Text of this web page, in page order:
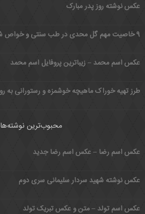
عکس نوشته روز پدر مبارک
عکس اسم محمد – زیباترین پروفایل اسم محمد
محبوب‌ترین نوشته‌ها
عکس اسم رضا – عکس اسم رضا جدید
عکس نوشته شهید سردار سلیمانی سری دوم
عکس اسم تولد – متن و عکس تبریک تولد